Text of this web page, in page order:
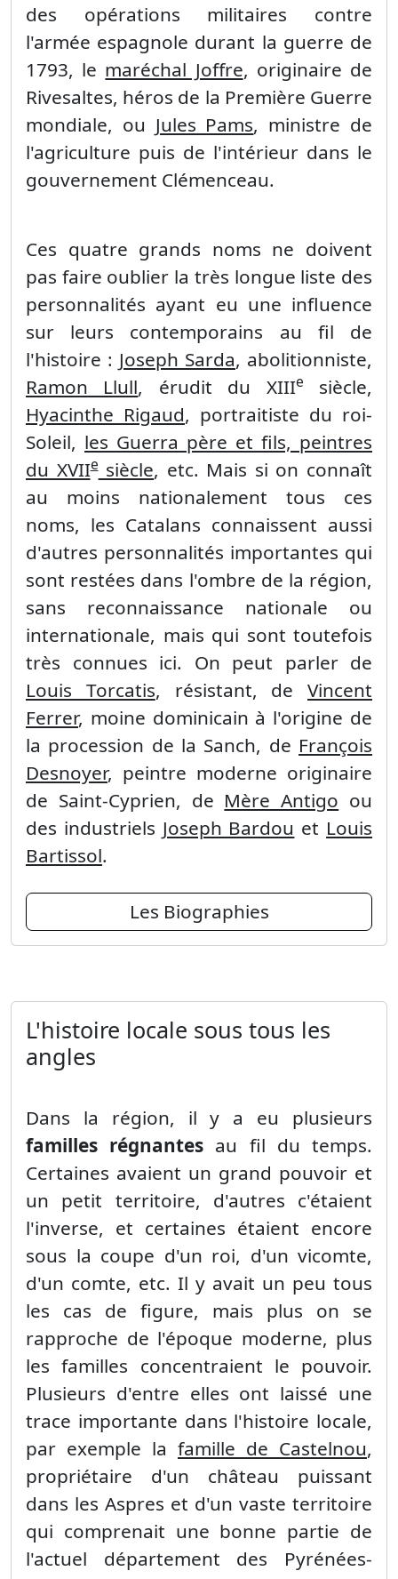
des opérations militaires contre
l'armée espagnole durant la guerre de
1793, le maréchal Joffre, originaire de
Rivesaltes, héros de la Première Guerre
mondiale, ou Jules Pams, ministre de
l'agriculture puis de l'intérieur dans le
gouvernement Clémenceau.
Ces quatre grands noms ne doivent
pas faire oublier la très longue liste des
personnalités ayant eu une influence
sur leurs contemporains au fil de
l'histoire : Joseph Sarda, abolitionniste,
Ramon Llull, érudit du XIIIe
siècle,
Hyacinthe Rigaud, portraitiste du roi-
Soleil, les Guerra père et fils, peintres
du XVIIesiècle, etc. Mais si on connaît
au moins nationalement tous ces
noms, les Catalans connaissent aussi
d'autres personnalités importantes qui
sont restées dans l'ombre de la région,
sans reconnaissance nationale ou
internationale, mais qui sont toutefois
très connues ici. On peut parler de
Louis Torcatis, résistant, de Vincent
Ferrer, moine dominicain à l'origine de
la procession de la Sanch, de François
Desnoyer, peintre moderne originaire
de Saint-Cyprien, de Mère Antigo ou
des industriels Joseph Bardou et Louis
Bartissol.
Les Biographies
L'histoire locale sous tous les
angles
Dans la région, il y a eu plusieurs
familles régnantes au fil du temps.
Certaines avaient un grand pouvoir et
un petit territoire, d'autres c'étaient
l'inverse, et certaines étaient encore
sous la coupe d'un roi, d'un vicomte,
d'un comte, etc. Il y avait un peu tous
les cas de figure, mais plus on se
rapproche de l'époque moderne, plus
les familles concentraient le pouvoir.
Plusieurs d'entre elles ont laissé une
trace importante dans l'histoire locale,
par exemple la famille de Castelnou,
propriétaire d'un château puissant
dans les Aspres et d'un vaste territoire
qui comprenait une bonne partie de
l'actuel département des Pyrénées-